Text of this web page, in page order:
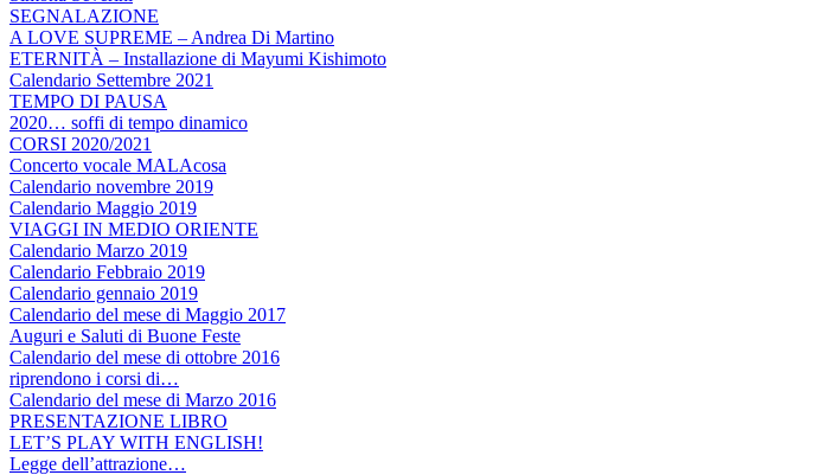
SEGNALAZIONE
A LOVE SUPREME – Andrea Di Martino
ETERNITÀ – Installazione di Mayumi Kishimoto
Calendario Settembre 2021
TEMPO DI PAUSA
2020… soffi di tempo dinamico
CORSI 2020/2021
Concerto vocale MALAcosa
Calendario novembre 2019
Calendario Maggio 2019
VIAGGI IN MEDIO ORIENTE
Calendario Marzo 2019
Calendario Febbraio 2019
Calendario gennaio 2019
Calendario del mese di Maggio 2017
Auguri e Saluti di Buone Feste
Calendario del mese di ottobre 2016
riprendono i corsi di…
Calendario del mese di Marzo 2016
PRESENTAZIONE LIBRO
LET’S PLAY WITH ENGLISH!
Legge dell’attrazione…